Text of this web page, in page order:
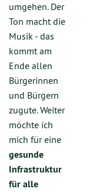
umgehen. Der
Ton macht die
Musik - das
kommt am
Ende allen
Bürgerinnen
und Bürgern
zugute. Weiter
möchte ich
mich für eine
gesunde
Infrastruktur
für alle